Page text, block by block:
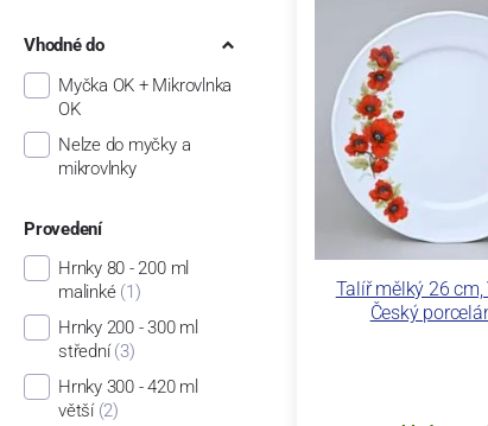
Vhodné do
Myčka OK + Mikrovlnka
OK
Nelze do myčky a
mikrovlnky
Provedení
Hrnky 80 - 200 ml
malinké (1)
Hrnky 200 - 300 ml
střední (3)
Hrnky 300 - 420 ml
větší (2)
Talíř mělký 26 cm,
Český